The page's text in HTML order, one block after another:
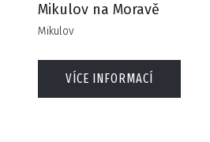
Mikulov na Moravě
Mikulov
VÍCE INFORMACÍ